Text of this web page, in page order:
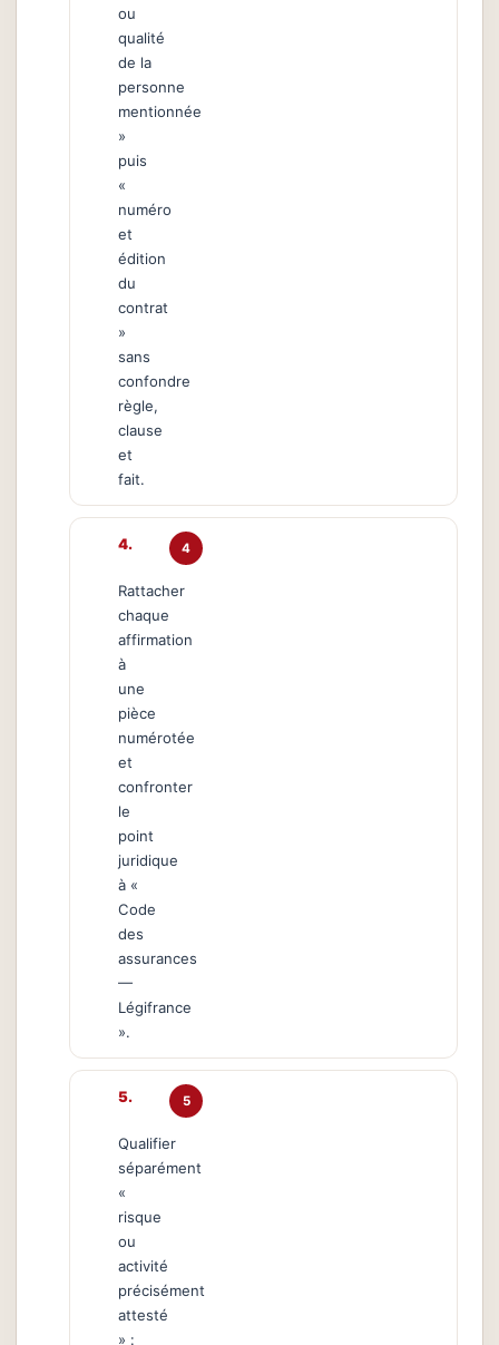
ou
qualité
de la
personne
mentionnée
»
puis
«
numéro
et
édition
du
contrat
»
sans
confondre
règle,
clause
et
fait.
4
Rattacher
chaque
affirmation
à
une
pièce
numérotée
et
confronter
le
point
juridique
à «
Code
des
assurances
—
Légifrance
».
5
Qualifier
séparément
«
risque
ou
activité
précisément
attesté
» :